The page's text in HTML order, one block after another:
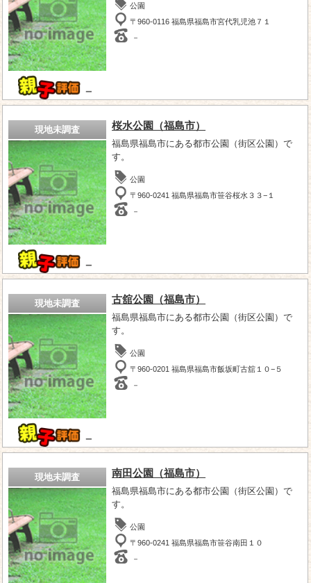
－
公園
〒960-0116 福島県福島市宮代乳児池７１
－
現地未調査
－
桜水公園（福島市）
福島県福島市にある都市公園（街区公園）で
す。
公園
〒960-0241 福島県福島市笹谷桜水３３−１
－
現地未調査
－
古舘公園（福島市）
福島県福島市にある都市公園（街区公園）で
す。
公園
〒960-0201 福島県福島市飯坂町古舘１０−５
－
現地未調査 南田公園（福島市）
福島県福島市にある都市公園（街区公園）で
す。
公園
〒960-0241 福島県福島市笹谷南田１０
－